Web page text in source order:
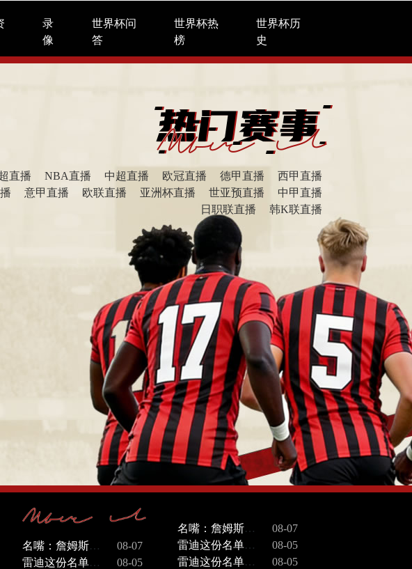
录
像
世界杯问
答
世界杯热
榜
世界杯历
史
直播 NBA直播 中超直播 欧冠直播 德甲直播
西甲直播
意甲直播 欧联直播 亚洲杯直播 世亚预直播
中甲直播
日职联直播
韩K联直播
08-07
名嘴：詹姆斯拯救了湖人，任何异议都是不懂球
08-05
雷迪这份名单——乔丹、科比、女篮三大将、伍兹、大谷翔平。别觉得这是随便凑的
08-07
名嘴：詹姆斯拯救了湖人，任何异议都是不懂球
08-05
雷迪这份名单——乔丹、科比、女篮三大将、伍兹、大谷翔平。别觉得这是随便凑的
08-05
雷迪这份名单——乔丹、科比、女篮三大将、伍兹、大谷翔平。别觉得这是随便凑的